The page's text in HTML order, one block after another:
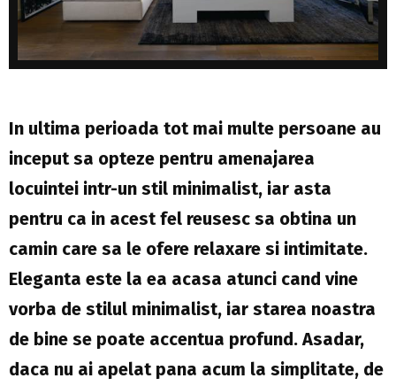
In ultima perioada tot mai multe persoane au
inceput sa opteze pentru amenajarea
locuintei intr-un stil minimalist, iar asta
pentru ca in acest fel reusesc sa obtina un
camin care sa le ofere relaxare si intimitate.
Eleganta este la ea acasa atunci cand vine
vorba de stilul minimalist, iar starea noastra
de bine se poate accentua profund. Asadar,
daca nu ai apelat pana acum la simplitate, de